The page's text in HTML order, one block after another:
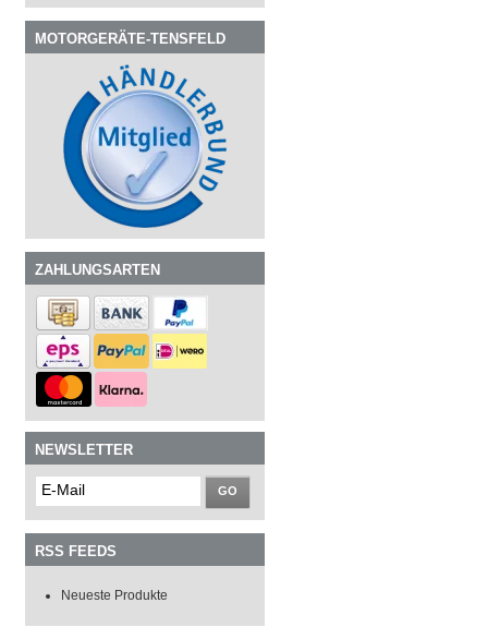
MOTORGERÄTE-TENSFELD
ZAHLUNGSARTEN
NEWSLETTER
GO
RSS FEEDS
Neueste Produkte